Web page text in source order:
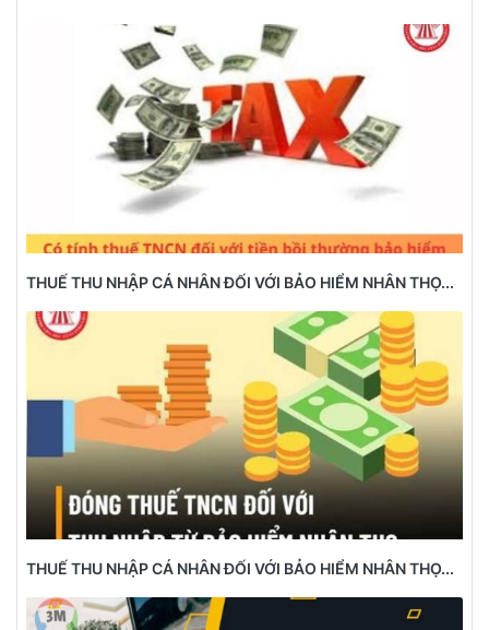
THUẾ THU NHẬP CÁ NHÂN ĐỐI VỚI BẢO HIỂM NHÂN THỌ...
THUẾ THU NHẬP CÁ NHÂN ĐỐI VỚI BẢO HIỂM NHÂN THỌ...